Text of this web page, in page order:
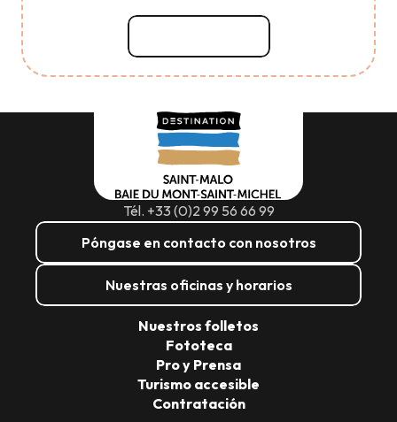
Tél. +33 (0)2 99 56 66 99
Póngase en contacto con nosotros
Nuestras oficinas y horarios
Nuestros folletos
Fototeca
Pro y Prensa
Turismo accesible
Contratación